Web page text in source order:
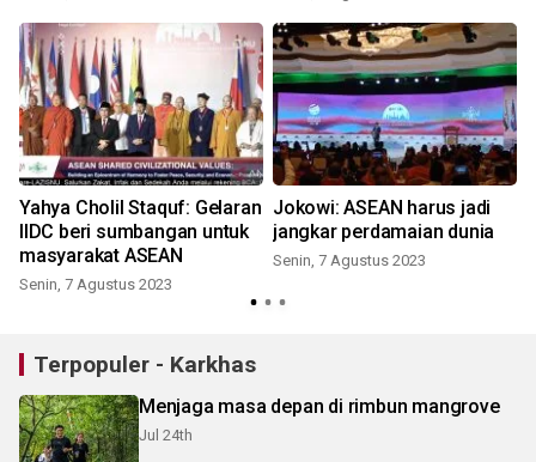
Yahya Cholil Staquf: Gelaran
IIDC beri sumbangan untuk
masyarakat ASEAN
Senin, 7 Agustus 2023
Jokowi: ASEAN harus jadi
jangkar perdamaian dunia
Senin, 7 Agustus 2023
Terpopuler - Karkhas
Menjaga masa depan di rimbun mangrove
Jul 24th